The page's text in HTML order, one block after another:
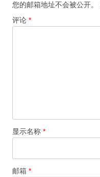
您的邮箱地址不会被公开。
评论 *
显示名称 *
邮箱 *